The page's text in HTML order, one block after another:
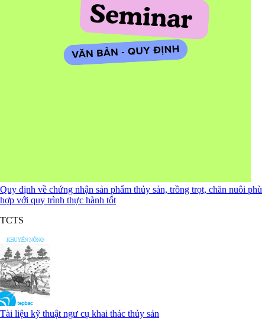
Quy định về chứng nhận sản phẩm thủy sản, trồng trọt, chăn nuôi phù
hợp với quy trình thực hành tốt
TCTS
Tài liệu kỹ thuật ngư cụ khai thác thủy sản